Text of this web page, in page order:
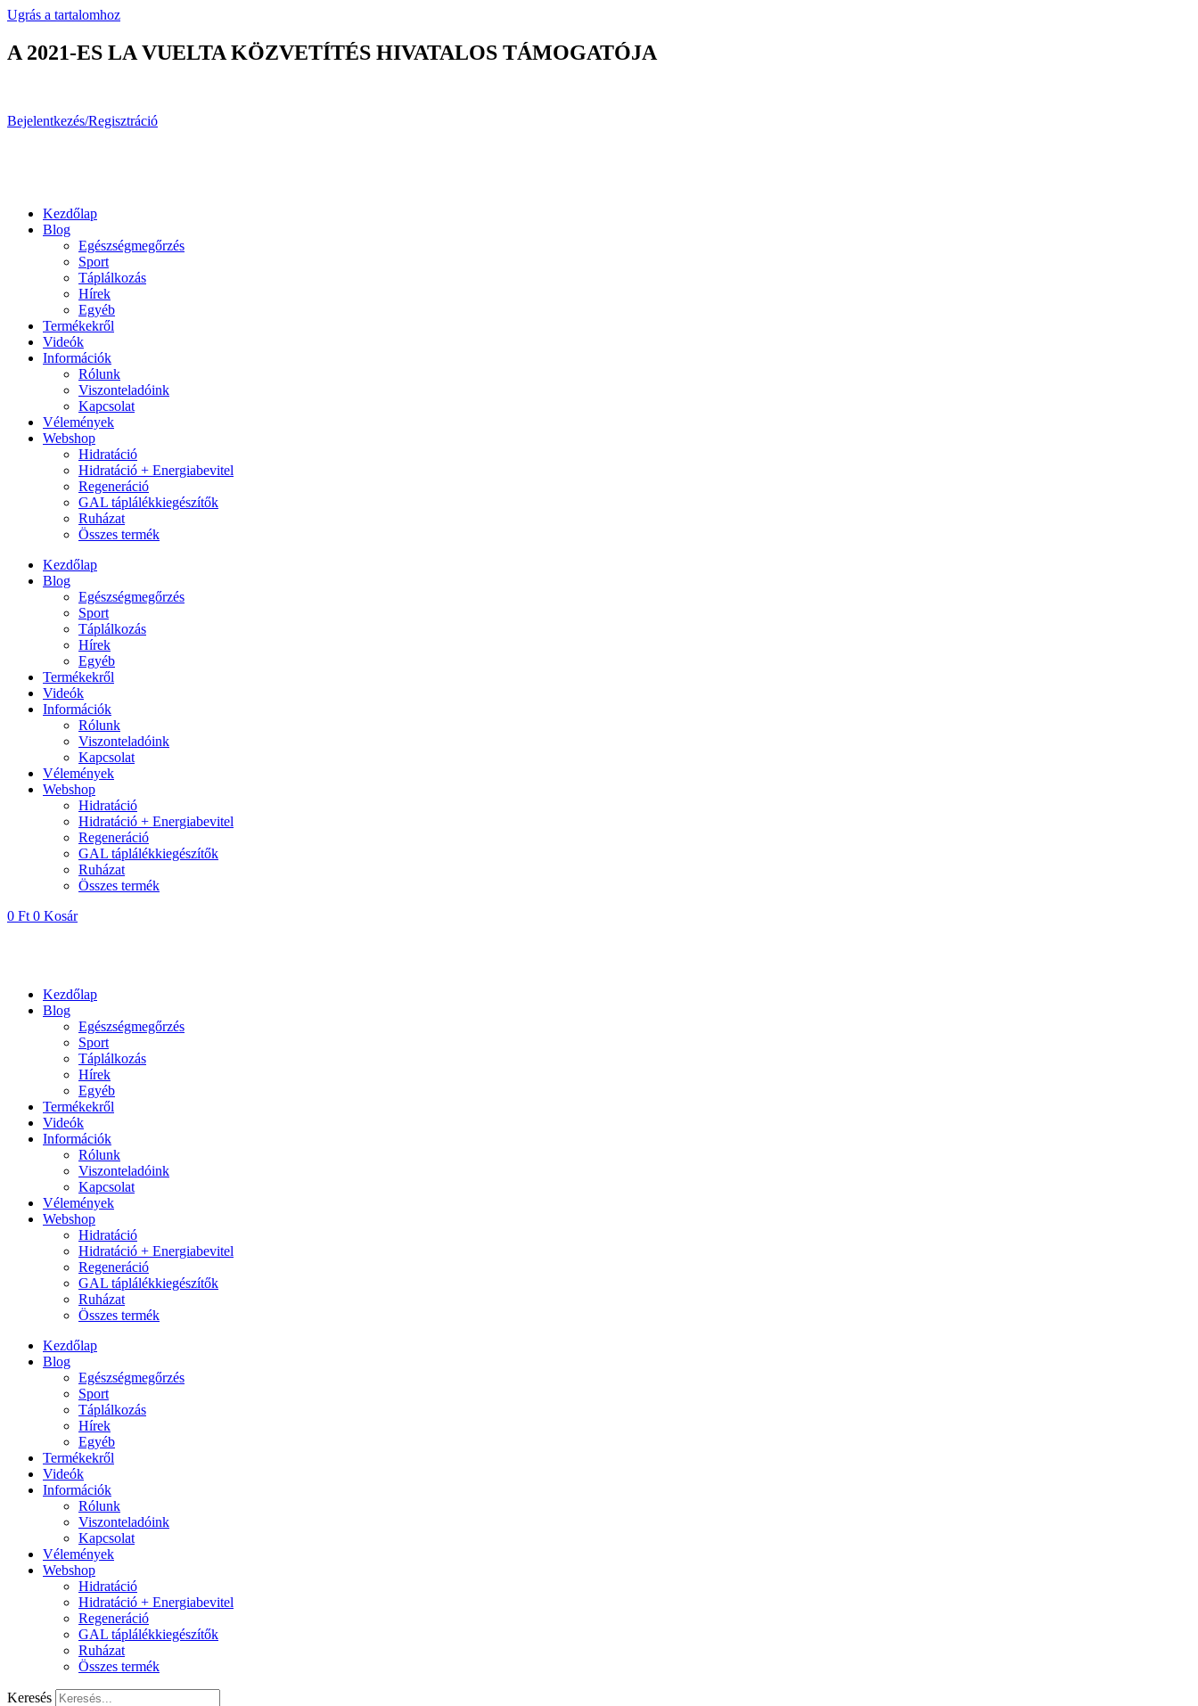
Ugrás a tartalomhoz
A 2021-ES LA VUELTA KÖZVETÍTÉS HIVATALOS TÁMOGATÓJA
Bejelentkezés/Regisztráció
Kezdőlap
Blog
Egészségmegőrzés
Sport
Táplálkozás
Hírek
Egyéb
Termékekről
Videók
Információk
Rólunk
Viszonteladóink
Kapcsolat
Vélemények
Webshop
Hidratáció
Hidratáció + Energiabevitel
Regeneráció
GAL táplálékkiegészítők
Ruházat
Összes termék
Kezdőlap
Blog
Egészségmegőrzés
Sport
Táplálkozás
Hírek
Egyéb
Termékekről
Videók
Információk
Rólunk
Viszonteladóink
Kapcsolat
Vélemények
Webshop
Hidratáció
Hidratáció + Energiabevitel
Regeneráció
GAL táplálékkiegészítők
Ruházat
Összes termék
0 Ft 0 Kosár
Kezdőlap
Blog
Egészségmegőrzés
Sport
Táplálkozás
Hírek
Egyéb
Termékekről
Videók
Információk
Rólunk
Viszonteladóink
Kapcsolat
Vélemények
Webshop
Hidratáció
Hidratáció + Energiabevitel
Regeneráció
GAL táplálékkiegészítők
Ruházat
Összes termék
Kezdőlap
Blog
Egészségmegőrzés
Sport
Táplálkozás
Hírek
Egyéb
Termékekről
Videók
Információk
Rólunk
Viszonteladóink
Kapcsolat
Vélemények
Webshop
Hidratáció
Hidratáció + Energiabevitel
Regeneráció
GAL táplálékkiegészítők
Ruházat
Összes termék
Keresés